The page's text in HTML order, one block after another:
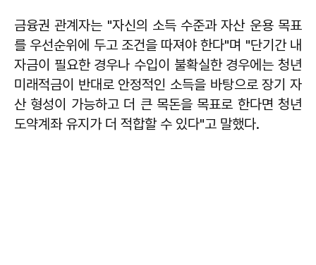
금융권 관계자는 "자신의 소득 수준과 자산 운용 목표
를 우선순위에 두고 조건을 따져야 한다"며 "단기간 내
자금이 필요한 경우나 수입이 불확실한 경우에는 청년
미래적금이 반대로 안정적인 소득을 바탕으로 장기 자
산 형성이 가능하고 더 큰 목돈을 목표로 한다면 청년
도약계좌 유지가 더 적합할 수 있다"고 말했다.